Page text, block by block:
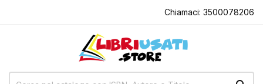
Chiamaci: 3500078206